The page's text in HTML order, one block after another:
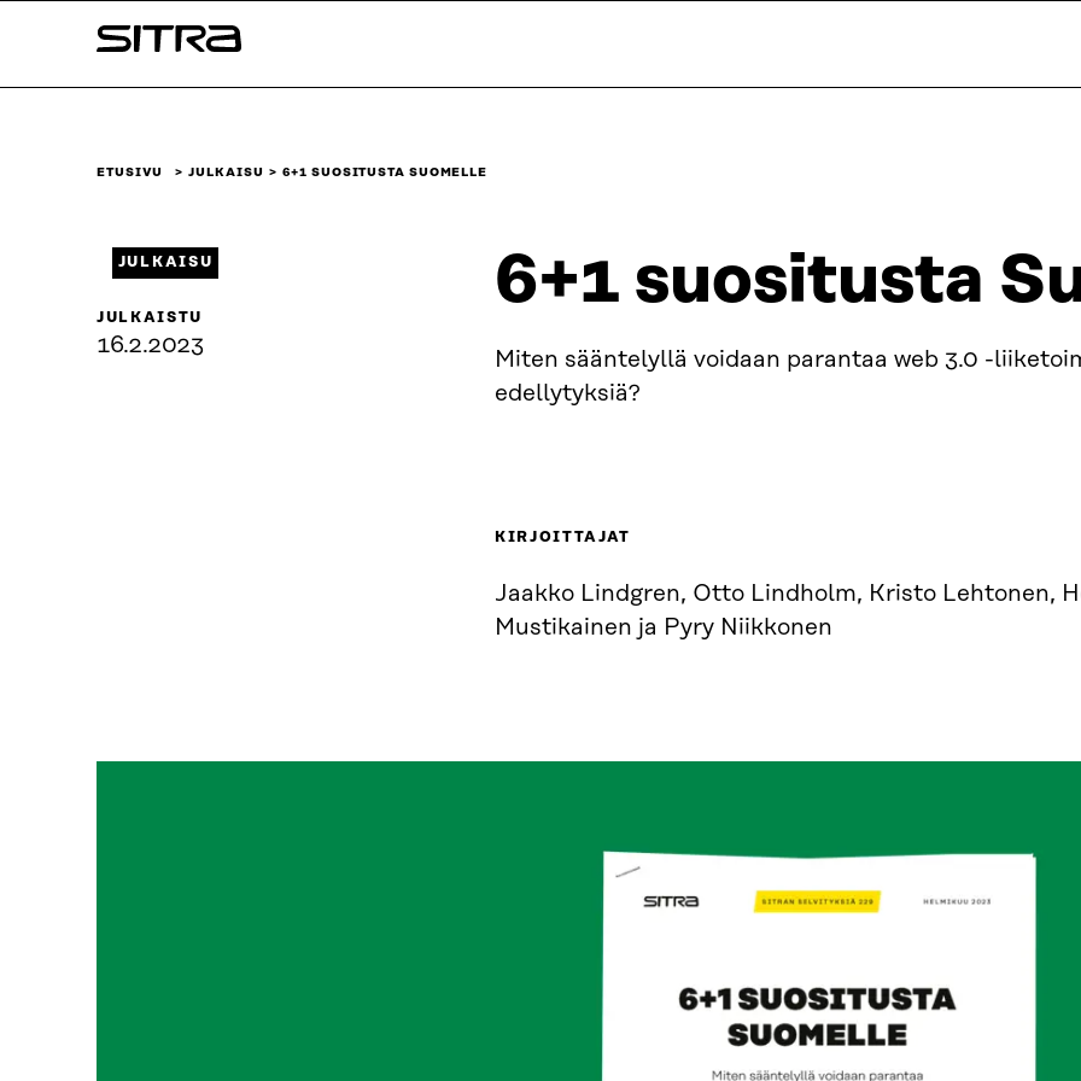
sisältöön
Sitra
ETUSIVU JULKAISU 6+1 SUOSITUSTA SUOMELLE
6+1 suositusta
Miten sääntelyllä voidaan parantaa web 3.0 -
edellytyksiä?
JULKAISU
JULKAISTU
16.2.2023
KIRJOITTAJAT
Jaakko Lindgren, Otto Lindholm, Kristo Lehtonen,
Mustikainen ja Pyry Niikkonen